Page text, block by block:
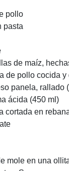
pollo
pasta
de maíz,
de pollo cocida
panela, rallado
ácida (450 ml)
cortada en
mole en una